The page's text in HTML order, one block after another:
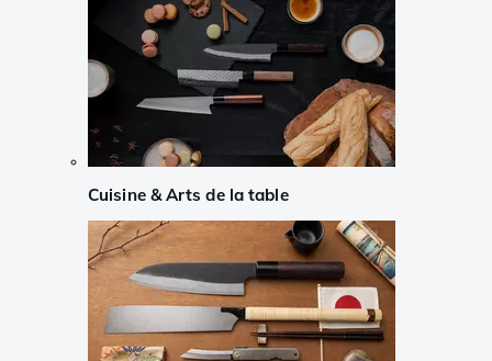
Cuisine & Arts de la table